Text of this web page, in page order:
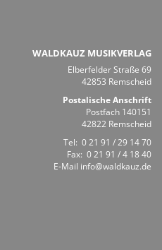
WALDKAUZ MUSIKVERLAG
Elberfelder Straße 69
42853 Remscheid
Postalische Anschrift
Postfach 140151
42822 Remscheid
Tel: 0 21 91 / 29 14 70
Fax: 0 21 91 / 4 18 40
E-Mail info@waldkauz.de